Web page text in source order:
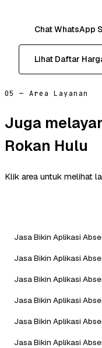
Chat WhatsApp
Lihat Daftar
05 — Area Layanan
Juga
Rokan Hulu
Klik area untuk melihat
Jasa Bikin Aplikasi
Jasa Bikin Aplikasi
Jasa Bikin Aplikasi
Jasa Bikin Aplikasi
Jasa Bikin Aplikasi
Jasa Bikin Aplikasi